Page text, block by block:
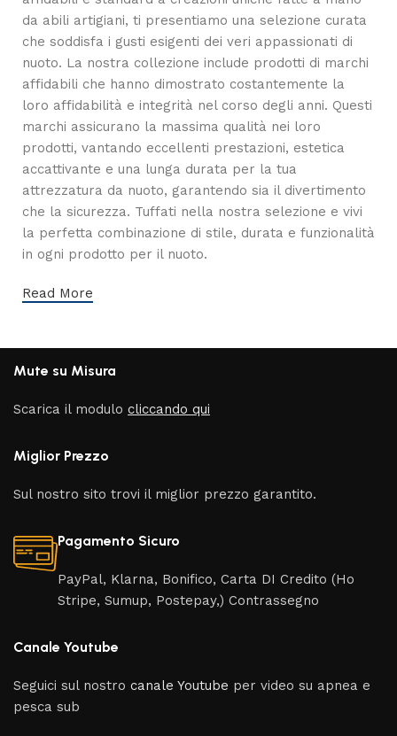
da abili artigiani, ti presentiamo una selezione curata
che soddisfa i gusti esigenti dei veri appassionati di
nuoto. La nostra collezione include prodotti di marchi
affidabili che hanno dimostrato costantemente la
loro affidabilità e integrità nel corso degli anni. Questi
marchi assicurano la massima qualità nei loro
prodotti, vantando eccellenti prestazioni, estetica
accattivante e una lunga durata per la tua
attrezzatura da nuoto, garantendo sia il divertimento
che la sicurezza. Tuffati nella nostra selezione e vivi
la perfetta combinazione di stile, durata e funzionalità
in ogni prodotto per il nuoto.
Read More
Mute su Misura
Scarica il modulocliccando qui
Miglior Prezzo
Sul nostro sito trovi il miglior prezzo garantito.
Pagamento Sicuro
PayPal, Klarna, Bonifico, Carta DI Credito (Ho
Stripe, Sumup, Postepay,) Contrassegno
Canale Youtube
Seguici sul nostrocanale Youtube per video su apnea e
pesca sub